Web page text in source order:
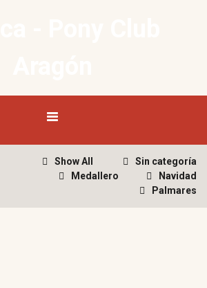
Show All
Sin categoría
Medallero
Navidad
Palmares